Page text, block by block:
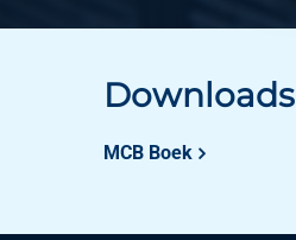
Downloads
MCB Boek